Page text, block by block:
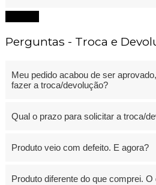
Perguntas - Troca e
Meu pedido acabou de ser
fazer a troca/devolução?
Qual o prazo para solicitar a troca/
Produto veio com defeito. E agora?
Produto diferente do que comprei. O